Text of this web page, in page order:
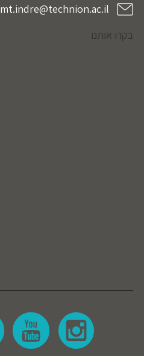
mt.indre@technion.ac.il
בקרו אותנו